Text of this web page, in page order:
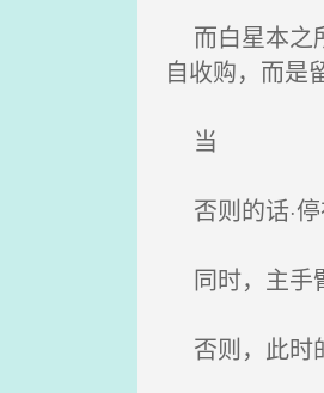
而白星本之
自收购，而是
当
否则的话·停
同时，主手
否则，此时